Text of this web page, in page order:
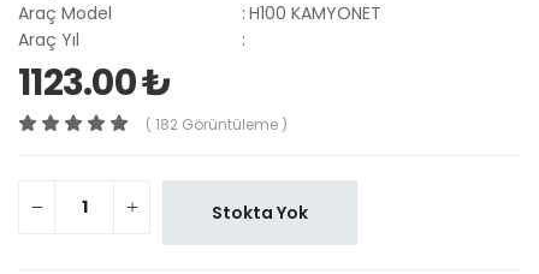
Araç Model
: H100 KAMYONET
Araç Yıl
:
1123.00 ₺
( 182 Görüntüleme )
Stokta Yok